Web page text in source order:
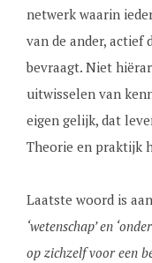
netwerk waarin
van de ander, actief
bevraagt. Niet
uitwisselen van
eigen gelijk, dat
Theorie en praktijk
Laatste woord is aan
‘wetenschap’ en
op zichzelf voor een